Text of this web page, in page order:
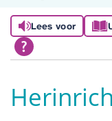
Lees voor